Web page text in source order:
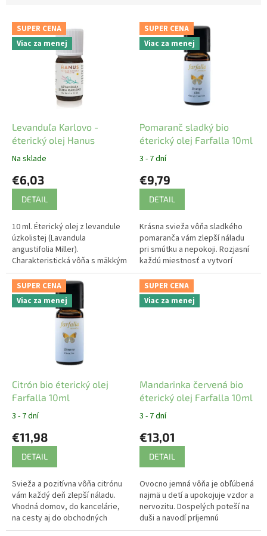
V
p
SUPER CENA
Viac za menej
Levanduľa Karlovo -
éterický olej Hanus
Na sklade
€6,03
DETAIL
10 ml. Éterický olej z levandule
úzkolistej (Lavandula
angustifolia Miller).
Charakteristická vôňa s mäkkým
levandulovobergamotovým
nádychom.
SUPER CENA
Viac za menej
Pomaranč sladký bio
éterický olej Farfalla 10ml
3 - 7 dní
€9,79
DETAIL
Krásna svieža vôňa sladkého
pomaranča vám zlepší náladu
pri smútku a nepokoji. Rozjasní
každú miestnosť a vytvorí
príjemnú atmosféru.
SUPER CENA
Viac za menej
Citrón bio éterický olej
Farfalla 10ml
3 - 7 dní
€11,98
DETAIL
Svieža a pozitívna vôňa citrónu
vám každý deň zlepší náladu.
Vhodná domov, do kancelárie,
na cesty aj do obchodných
priestorov.
SUPER CENA
Viac za menej
Mandarinka červená bio
éterický olej Farfalla 10ml
3 - 7 dní
€13,01
DETAIL
Ovocno jemná vôňa je obľúbená
najmä u detí a upokojuje vzdor a
nervozitu. Dospelých poteší na
duši a navodí príjemnú
atmosféru v každom domove.